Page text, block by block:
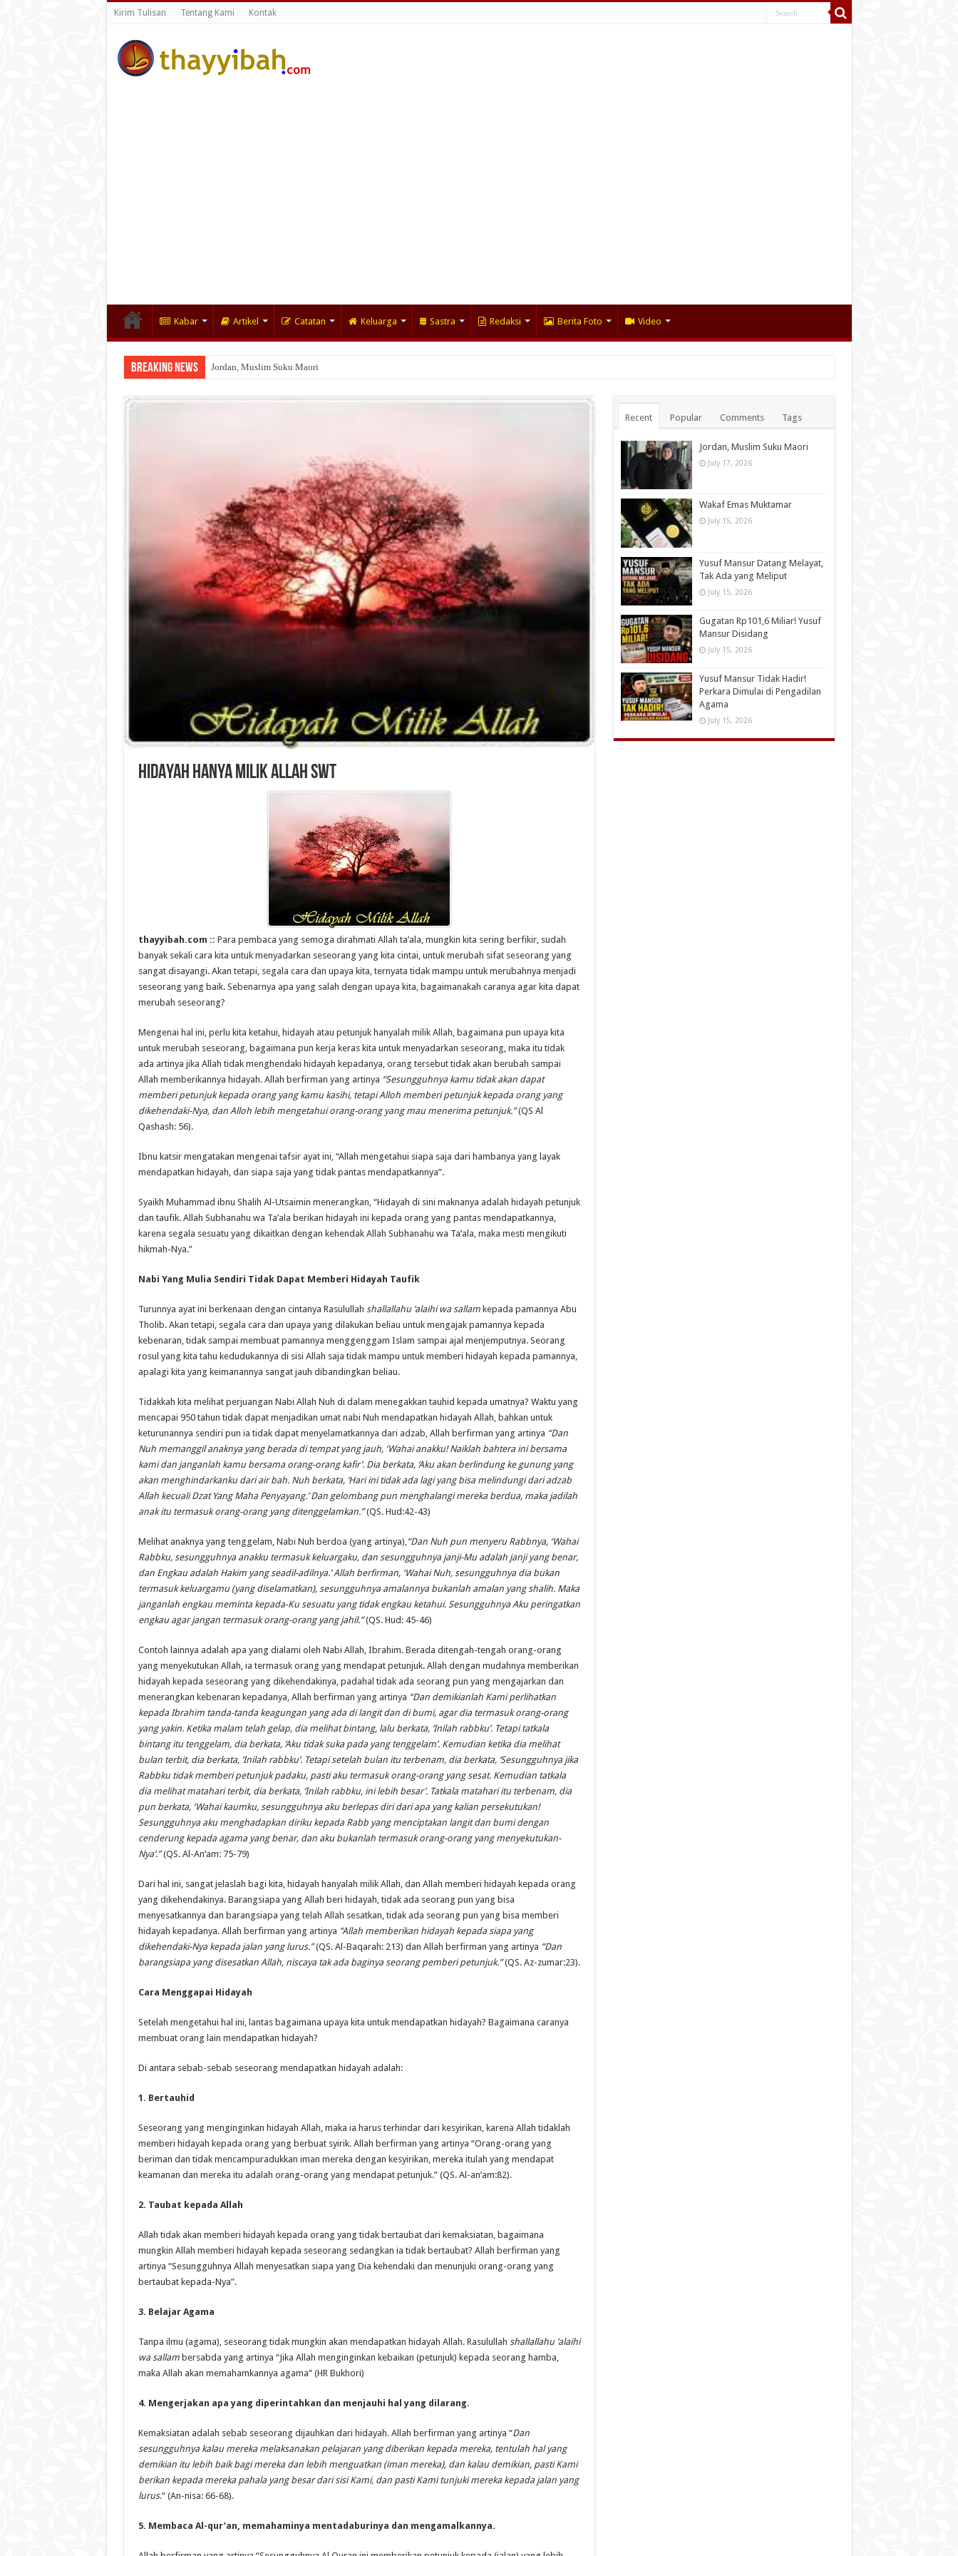
Kirim Tulisan Tentang Kami Kontak
Kabar Artikel Catatan Keluarga Sastra Redaksi Berita Foto Video
Breaking News Jordan, Muslim Suku Maori
Wakaf Emas Muktamar
HIDAYAH HANYA MILIK ALLAH SWT
thayyibah.com :: Para pembaca yang semoga dirahmati Allah ta’ala, mungkin kita sering berfikir, sudah
banyak sekali cara kita untuk menyadarkan seseorang yang kita cintai, untuk merubah sifat seseorang yang
sangat disayangi. Akan tetapi, segala cara dan upaya kita, ternyata tidak mampu untuk merubahnya menjadi
seseorang yang baik. Sebenarnya apa yang salah dengan upaya kita, bagaimanakah caranya agar kita dapat
merubah seseorang?
Mengenai hal ini, perlu kita ketahui, hidayah atau petunjuk hanyalah milik Allah, bagaimana pun upaya kita
untuk merubah seseorang, bagaimana pun kerja keras kita untuk menyadarkan seseorang, maka itu tidak
ada artinya jika Allah tidak menghendaki hidayah kepadanya, orang tersebut tidak akan berubah sampai
Allah memberikannya hidayah. Allah berfirman yang artinya “Sesungguhnya kamu tidak akan dapat
memberi petunjuk kepada orang yang kamu kasihi, tetapi Alloh memberi petunjuk kepada orang yang
dikehendaki-Nya, dan Alloh lebih mengetahui orang-orang yang mau menerima petunjuk.”(QS Al
Qashash: 56).
Ibnu katsir mengatakan mengenai tafsir ayat ini, “Allah mengetahui siapa saja dari hambanya yang layak
mendapatkan hidayah, dan siapa saja yang tidak pantas mendapatkannya”.
Syaikh Muhammad ibnu Shalih Al-Utsaimin menerangkan, “Hidayah di sini maknanya adalah hidayah petunjuk
dan taufik. Allah Subhanahu wa Ta’ala berikan hidayah ini kepada orang yang pantas mendapatkannya,
karena segala sesuatu yang dikaitkan dengan kehendak Allah Subhanahu wa Ta’ala, maka mesti mengikuti
hikmah-Nya.”
Nabi Yang Mulia Sendiri Tidak Dapat Memberi Hidayah Taufik
Turunnya ayat ini berkenaan dengan cintanya Rasulullah shallallahu ‘alaihi wa sallam kepada pamannya Abu
Tholib. Akan tetapi, segala cara dan upaya yang dilakukan beliau untuk mengajak pamannya kepada
kebenaran, tidak sampai membuat pamannya menggenggam Islam sampai ajal menjemputnya. Seorang
rosul yang kita tahu kedudukannya di sisi Allah saja tidak mampu untuk memberi hidayah kepada pamannya,
apalagi kita yang keimanannya sangat jauh dibandingkan beliau.
Tidakkah kita melihat perjuangan Nabi Allah Nuh di dalam menegakkan tauhid kepada umatnya? Waktu yang
mencapai 950 tahun tidak dapat menjadikan umat nabi Nuh mendapatkan hidayah Allah, bahkan untuk
keturunannya sendiri pun ia tidak dapat menyelamatkannya dari adzab, Allah berfirman yang artinya “Dan
Nuh memanggil anaknya yang berada di tempat yang jauh, ‘Wahai anakku!Naiklah bahtera ini bersama
kami dan janganlah kamu bersama orang-orang kafir’. Dia berkata, ‘Aku akan berlindung ke gunung yang
akan menghindarkanku dari air bah. Nuh berkata, ‘Hari ini tidak ada lagi yang bisa melindungi dari adzab
Allah kecuali Dzat Yang Maha Penyayang.’ Dan gelombang pun menghalangi mereka berdua, maka jadilah
anak itu termasuk orang-orang yang ditenggelamkan.”(QS. Hud:42-43)
Melihat anaknya yang tenggelam, Nabi Nuh berdoa (yang artinya),“Dan Nuh pun menyeru Rabbnya, ‘Wahai
Rabbku, sesungguhnya anakku termasuk keluargaku, dan sesungguhnya janji-Mu adalah janji yang benar,
dan Engkau adalah Hakim yang seadil-adilnya.’ Allah berfirman, ‘Wahai Nuh, sesungguhnya dia bukan
termasuk keluargamu (yang diselamatkan), sesungguhnya amalannya bukanlah amalan yang shalih. Maka
janganlah engkau meminta kepada-Ku sesuatu yang tidak engkau ketahui. Sesungguhnya Aku peringatkan
engkau agar jangan termasuk orang-orang yang jahil.”(QS. Hud: 45-46)
Contoh lainnya adalah apa yang dialami oleh Nabi Allah, Ibrahim. Berada ditengah-tengah orang-orang
yang menyekutukan Allah, ia termasuk orang yang mendapat petunjuk. Allah dengan mudahnya memberikan
hidayah kepada seseorang yang dikehendakinya, padahal tidak ada seorang pun yang mengajarkan dan
menerangkan kebenaran kepadanya, Allah berfirman yang artinya “Dan demikianlah Kami perlihatkan
kepada Ibrahim tanda-tanda keagungan yang ada di langit dan di bumi, agar dia termasuk orang-orang
yang yakin. Ketika malam telah gelap, dia melihat bintang, lalu berkata, ‘Inilah rabbku’. Tetapi tatkala
bintang itu tenggelam, dia berkata, ‘Aku tidak suka pada yang tenggelam’. Kemudian ketika dia melihat
bulan terbit, dia berkata, ‘Inilah rabbku’. Tetapi setelah bulan itu terbenam, dia berkata, ‘Sesungguhnya jika
Rabbku tidak memberi petunjuk padaku, pasti aku termasuk orang-orang yang sesat. Kemudian tatkala
dia melihat matahari terbit, dia berkata, ‘Inilah rabbku, ini lebih besar’. Tatkala matahari itu terbenam, dia
pun berkata, ‘Wahai kaumku, sesungguhnya aku berlepas diri dari apa yang kalian persekutukan!
Sesungguhnya aku menghadapkan diriku kepada Rabb yang menciptakan langit dan bumi dengan
cenderung kepada agama yang benar, dan aku bukanlah termasuk orang-orang yang menyekutukan-
Nya’.”(QS. Al-An’am: 75-79)
Dari hal ini, sangat jelaslah bagi kita, hidayah hanyalah milik Allah, dan Allah memberi hidayah kepada orang
yang dikehendakinya. Barangsiapa yang Allah beri hidayah, tidak ada seorang pun yang bisa
menyesatkannya dan barangsiapa yang telah Allah sesatkan, tidak ada seorang pun yang bisa memberi
hidayah kepadanya. Allah berfirman yang artinya “Allah memberikan hidayah kepada siapa yang
dikehendaki-Nya kepada jalan yang lurus.”(QS. Al-Baqarah: 213) dan Allah berfirman yang artinya “Dan
barangsiapa yang disesatkan Allah, niscaya tak ada baginya seorang pemberi petunjuk.”(QS. Az-zumar:23).
Cara Menggapai Hidayah
Setelah mengetahui hal ini, lantas bagaimana upaya kita untuk mendapatkan hidayah? Bagaimana caranya
membuat orang lain mendapatkan hidayah?
Di antara sebab-sebab seseorang mendapatkan hidayah adalah:
1. Bertauhid
Seseorang yang menginginkan hidayah Allah, maka ia harus terhindar dari kesyirikan, karena Allah tidaklah
memberi hidayah kepada orang yang berbuat syirik. Allah berfirman yang artinya “Orang-orang yang
beriman dan tidak mencampuradukkan iman mereka dengan kesyirikan, mereka itulah yang mendapat
keamanan dan mereka itu adalah orang-orang yang mendapat petunjuk.” (QS. Al-an’am:82).
2. Taubat kepada Allah
Allah tidak akan memberi hidayah kepada orang yang tidak bertaubat dari kemaksiatan, bagaimana
mungkin Allah memberi hidayah kepada seseorang sedangkan ia tidak bertaubat? Allah berfirman yang
artinya “Sesungguhnya Allah menyesatkan siapa yang Dia kehendaki dan menunjuki orang-orang yang
bertaubat kepada-Nya”.
3. Belajar Agama
Tanpa ilmu (agama), seseorang tidak mungkin akan mendapatkan hidayah Allah. Rasulullah shallallahu ‘alaihi
wa sallambersabda yang artinya “Jika Allah menginginkan kebaikan (petunjuk) kepada seorang hamba,
maka Allah akan memahamkannya agama” (HR Bukhori)
4. Mengerjakan apa yang diperintahkan dan menjauhi hal yang dilarang.
Kemaksiatan adalah sebab seseorang dijauhkan dari hidayah. Allah berfirman yang artinya “Dan
sesungguhnya kalau mereka melaksanakan pelajaran yang diberikan kepada mereka, tentulah hal yang
demikian itu lebih baik bagi mereka dan lebih menguatkan (iman mereka), dan kalau demikian, pasti Kami
berikan kepada mereka pahala yang besar dari sisi Kami, dan pasti Kami tunjuki mereka kepada jalan yang
lurus.” (An-nisa: 66-68).
5. Membaca Al-qur’an, memahaminya mentadaburinya dan mengamalkannya.
Recent Popular Comments Tags
Jordan, Muslim Suku Maori
July 17, 2026
Wakaf Emas Muktamar
July 15, 2026
Yusuf Mansur Datang Melayat,
Tak Ada yang Meliput
July 15, 2026
Gugatan Rp101,6 Miliar! Yusuf
Mansur Disidang
July 15, 2026
Yusuf Mansur Tidak Hadir!
Perkara Dimulai di Pengadilan
Agama
July 15, 2026